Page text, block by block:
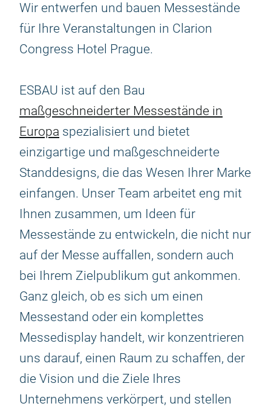
Wir entwerfen und bauen Messestände
für Ihre Veranstaltungen in Clarion
Congress Hotel Prague.
ESBAU ist auf den Bau
maßgeschneiderter Messestände in
Europa spezialisiert und bietet
einzigartige und maßgeschneiderte
Standdesigns, die das Wesen Ihrer Marke
einfangen. Unser Team arbeitet eng mit
Ihnen zusammen, um Ideen für
Messestände zu entwickeln, die nicht nur
auf der Messe auffallen, sondern auch
bei Ihrem Zielpublikum gut ankommen.
Ganz gleich, ob es sich um einen
Messestand oder ein komplettes
Messedisplay handelt, wir konzentrieren
uns darauf, einen Raum zu schaffen, der
die Vision und die Ziele Ihres
Unternehmens verkörpert, und stellen